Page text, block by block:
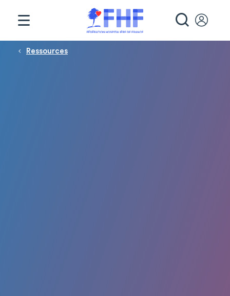
Fil d'Ariane
Ressources
Panneau de gestion des cookies